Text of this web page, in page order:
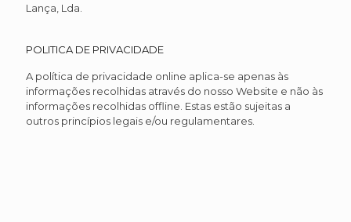
Lança, Lda.
POLITICA DE PRIVACIDADE
A política de privacidade online aplica-se apenas às
informações recolhidas através do nosso Website e não às
informações recolhidas offline. Estas estão sujeitas a
outros princípios legais e/ou regulamentares.